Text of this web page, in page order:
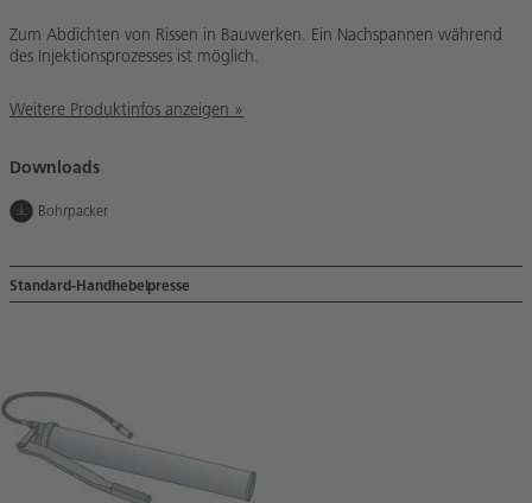
Zum Abdichten von Rissen in Bauwerken. Ein Nachspannen während
des Injektionsprozesses ist möglich.
Weitere Produktinfos anzeigen »
Downloads
Bohrpacker
Standard-Handhebelpresse